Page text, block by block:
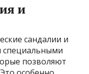
и
сандалии и
специальными
позволяют